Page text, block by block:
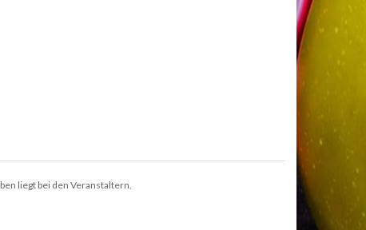
liegt bei den Veranstaltern.